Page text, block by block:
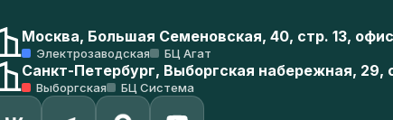
Москва, Большая Семеновская, 40, стр. 13,
Электрозаводская БЦ Агат
Санкт-Петербург, Выборгская набережная, 29,
Выборгская БЦ Система